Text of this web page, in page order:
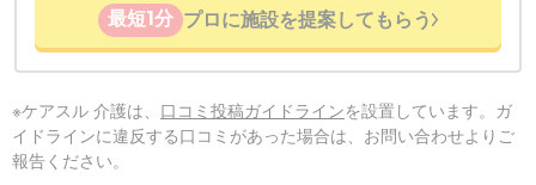
最短1分 プロに施設を提案してもらう
※ケアスル 介護は、 口コミ投稿ガイドラインを設置しています。ガ
イドラインに違反する口コミがあった場合は、お問い合わせよりご
報告ください。